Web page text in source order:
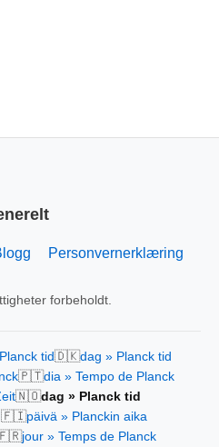
Personvernerklæring
forbeholdt.
tid🇩🇰dag » Planck tid
🇵🇹dia » Tempo de Planck
🇳🇴dag » Planck tid
🇫🇮päivä » Planckin aika
jour » Temps de Planck